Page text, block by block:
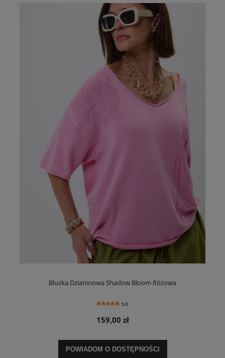
Bluzka Dzianinowa Shadow Bloom Różowa
5.0
159,00 zł
POWIADOM O DOSTĘPNOŚCI